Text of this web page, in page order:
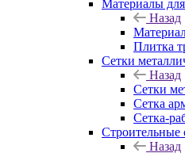
Материалы для
Назад
Плитка
Сетки
Назад
Сетки
Сетка
Сетка-
Строительные
Назад